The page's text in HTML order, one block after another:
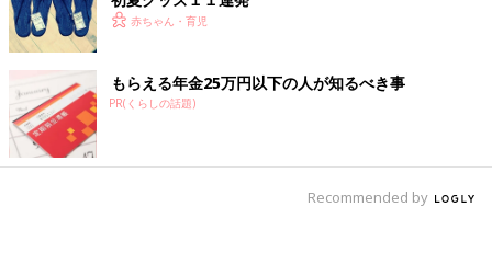
赤ちゃん・育児
もらえる年金25万円以下の人が知るべき事
PR(くらしの話題)
Recommended by